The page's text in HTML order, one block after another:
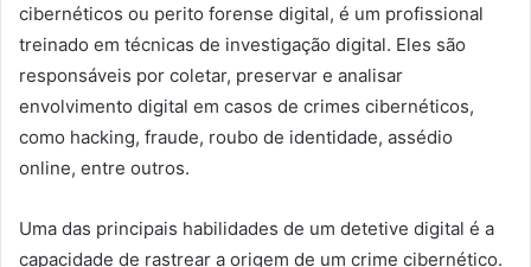
cibernéticos ou perito forense digital, é um profissional
treinado em técnicas de investigação digital. Eles são
responsáveis ​​por coletar, preservar e analisar
envolvimento digital em casos de crimes cibernéticos,
como hacking, fraude, roubo de identidade, assédio
online, entre outros.
Uma das principais habilidades de um detetive digital é a
capacidade de rastrear a origem de um crime cibernético.